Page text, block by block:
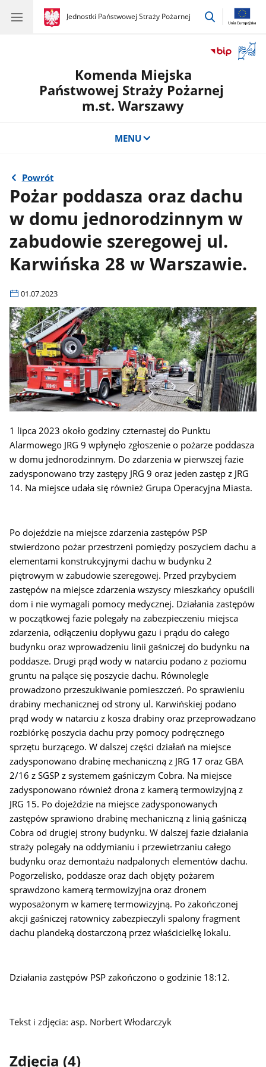
gov.pl
Jednostki Państwowej Straży Pożarnej
gov.pl
Jednostki
przejdź
okno
Komenda Miejska
Państwowej Straży Pożarnej
m.st. Warszawy
MENU
Powrót
Pożar poddasza oraz dachu
w domu jednorodzinnym w
zabudowie szeregowej ul.
Karwińska 28 w Warszawie.
01.07.2023
1 lipca 2023 około godziny czternastej do Punktu
Alarmowego JRG 9 wpłynęło zgłoszenie o pożarze poddasza
w domu jednorodzinnym. Do zdarzenia w pierwszej fazie
zadysponowano trzy zastępy JRG 9 oraz jeden zastęp z JRG
14. Na miejsce udała się również Grupa Operacyjna Miasta.
Po dojeździe na miejsce zdarzenia zastępów PSP
stwierdzono pożar przestrzeni pomiędzy poszyciem dachu a
elementami konstrukcyjnymi dachu w budynku 2
piętrowym w zabudowie szeregowej. Przed przybyciem
zastępów na miejsce zdarzenia wszyscy mieszkańcy opuścili
dom i nie wymagali pomocy medycznej. Działania zastępów
w początkowej fazie polegały na zabezpieczeniu miejsca
zdarzenia, odłączeniu dopływu gazu i prądu do całego
budynku oraz wprowadzeniu linii gaśniczej do budynku na
poddasze. Drugi prąd wody w natarciu podano z poziomu
gruntu na palące się poszycie dachu. Równolegle
prowadzono przeszukiwanie pomieszczeń. Po sprawieniu
drabiny mechanicznej od strony ul. Karwińskiej podano
prąd wody w natarciu z kosza drabiny oraz przeprowadzano
rozbiórkę poszycia dachu przy pomocy podręcznego
sprzętu burzącego. W dalszej części działań na miejsce
zadysponowano drabinę mechaniczną z JRG 17 oraz GBA
2/16 z SGSP z systemem gaśniczym Cobra. Na miejsce
zadysponowano również drona z kamerą termowizyjną z
JRG 15. Po dojeździe na miejsce zadysponowanych
zastępów sprawiono drabinę mechaniczną z linią gaśniczą
Cobra od drugiej strony budynku. W dalszej fazie działania
straży polegały na oddymianiu i przewietrzaniu całego
budynku oraz demontażu nadpalonych elementów dachu.
Pogorzelisko, poddasze oraz dach objęty pożarem
sprawdzono kamerą termowizyjna oraz dronem
wyposażonym w kamerę termowizyjną. Po zakończonej
akcji gaśniczej ratownicy zabezpieczyli spalony fragment
dachu plandeką dostarczoną przez właścicielkę lokalu.
Działania zastępów PSP zakończono o godzinie 18:12.
Tekst i zdjęcia: asp. Norbert Włodarczyk
Zdjęcia (4)